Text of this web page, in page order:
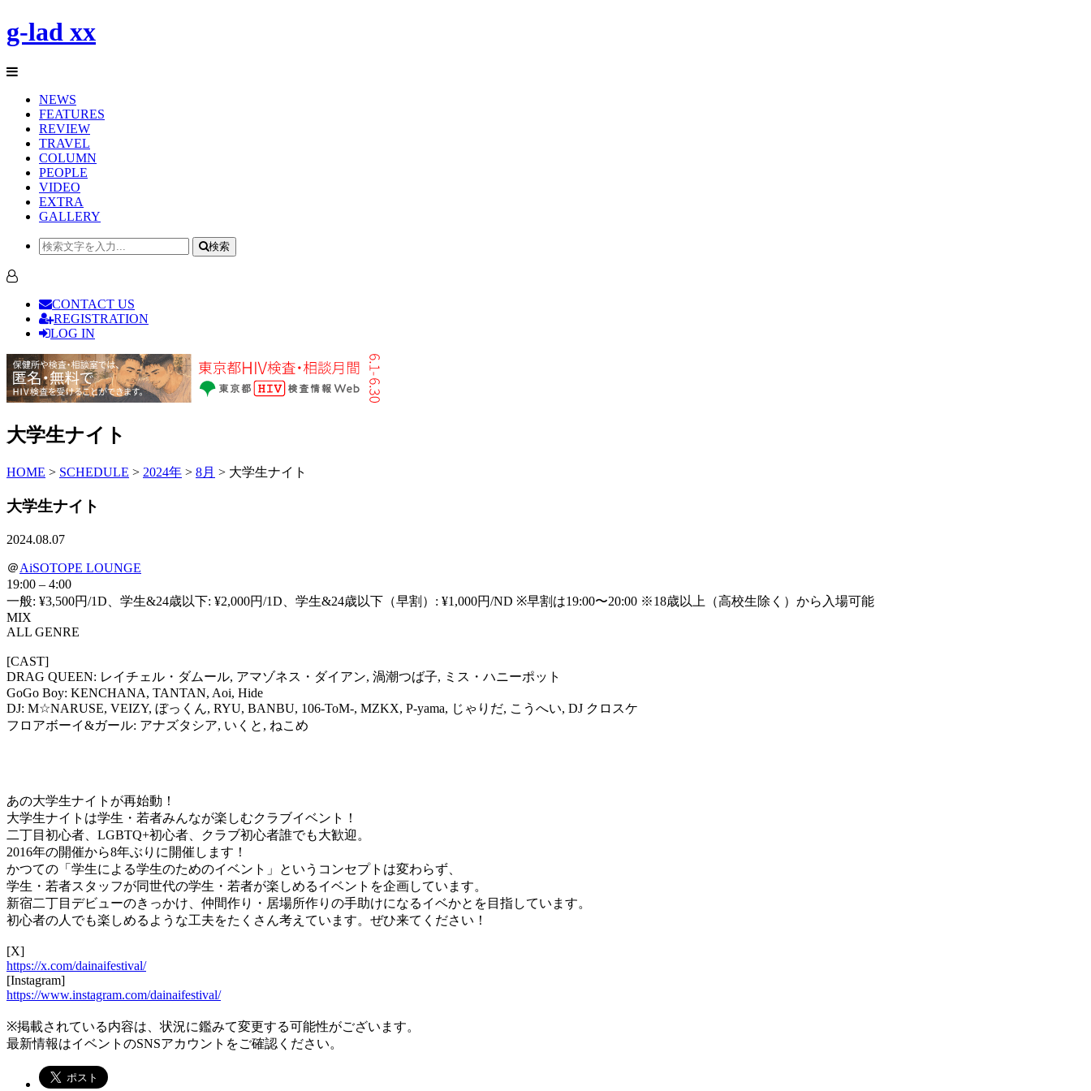
g-lad xx
NEWS
FEATURES
REVIEW
TRAVEL
COLUMN
PEOPLE
VIDEO
EXTRA
GALLERY
検索
CONTACT US
REGISTRATION
LOG IN
大学生ナイト
HOME > SCHEDULE > 2024年 > 8月 > 大学生ナイト
大学生ナイト
2024.08.07
＠AiSOTOPE LOUNGE
19:00 – 4:00
一般: ¥3,500円/1D、学生&24歳以下: ¥2,000円/1D、学生&24歳以下（早割）: ¥1,000円/ND ※早割は19:00〜20:00 ※18歳以上（高校生除く）から入場可能
MIX
ALL GENRE
[CAST]
DRAG QUEEN: レイチェル・ダムール, アマゾネス・ダイアン, 渦潮つば子, ミス・ハニーポット
GoGo Boy: KENCHANA, TANTAN, Aoi, Hide
DJ: M☆NARUSE, VEIZY, ぼっくん, RYU, BANBU, 106-ToM-, MZKX, P-yama, じゃりだ, こうへい, DJ クロスケ
フロアボーイ&ガール: アナズタシア, いくと, ねこめ
あの大学生ナイトが再始動！
大学生ナイトは学生・若者みんなが楽しむクラブイベント！
二丁目初心者、LGBTQ+初心者、クラブ初心者誰でも大歓迎。
2016年の開催から8年ぶりに開催します！
かつての「学生による学生のためのイベント」というコンセプトは変わらず、
学生・若者スタッフが同世代の学生・若者が楽しめるイベントを企画しています。
新宿二丁目デビューのきっかけ、仲間作り・居場所作りの手助けになるイベかとを目指しています。
初心者の人でも楽しめるような工夫をたくさん考えています。ぜひ来てください！
[X]
https://x.com/dainaifestival/
[Instagram]
https://www.instagram.com/dainaifestival/
※掲載されている内容は、状況に鑑みて変更する可能性がございます。
最新情報はイベントのSNSアカウントをご確認ください。